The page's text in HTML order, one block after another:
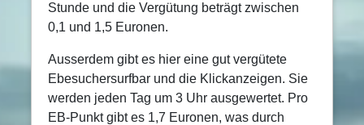
Stunde und die Vergütung beträgt zwischen
0,1 und 1,5 Euronen.
Ausserdem gibt es hier eine gut vergütete
Ebesuchersurfbar und die Klickanzeigen. Sie
werden jeden Tag um 3 Uhr ausgewertet. Pro
EB-Punkt gibt es 1,7 Euronen, was durch